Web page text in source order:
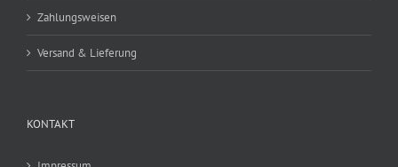
Zahlungsweisen
Versand & Lieferung
KONTAKT